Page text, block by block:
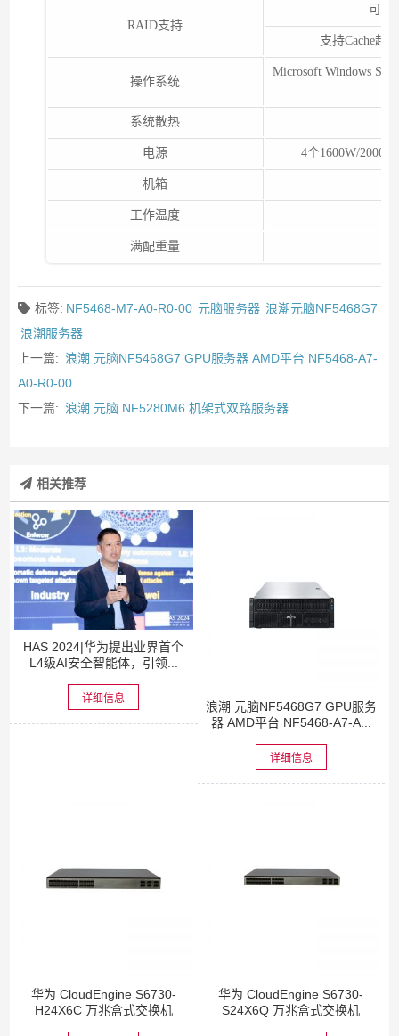
RAID支持
可选
支持Cache超
操作系统
Microsoft Windows
系统散热
电源 4个1600W/
机箱
工作温度
满配重量
标签: NF5468-M7-A0-R0-00 元脑服务器 浪潮元脑NF5468G7
浪潮服务器
上一篇: 浪潮 元脑NF5468G7 GPU服务器 AMD平台 NF5468-A7-
A0-R0-00
下一篇: 浪潮 元脑 NF5280M6 机架式双路服务器
相关推荐
HAS 2024|华为提出业界首个
L4级AI安全智能体，引领...
详细信息
浪潮 元脑NF5468G7 GPU服务
器 AMD平台 NF5468-A7-A...
详细信息
华为 CloudEngine S6730-
H24X6C 万兆盒式交换机
华为 CloudEngine S6730-
S24X6Q 万兆盒式交换机